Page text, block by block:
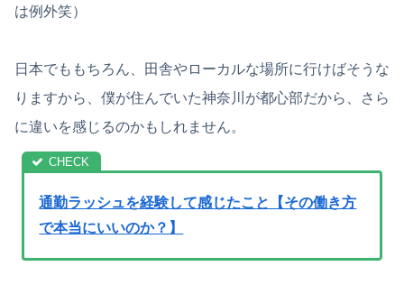
は例外笑）
日本でももちろん、田舎やローカルな場所に行けばそうな
りますから、僕が住んでいた神奈川が都心部だから、さら
に違いを感じるのかもしれません。
通勤ラッシュを経験して感じたこと【その働き方
で本当にいいのか？】